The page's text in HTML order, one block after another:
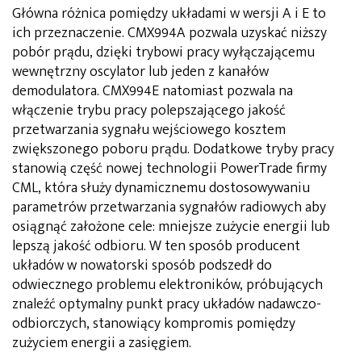
Główna różnica pomiędzy układami w wersji A i E to
ich przeznaczenie. CMX994A pozwala uzyskać niższy
pobór prądu, dzięki trybowi pracy wyłączającemu
wewnętrzny oscylator lub jeden z kanałów
demodulatora. CMX994E natomiast pozwala na
włączenie trybu pracy polepszającego jakość
przetwarzania sygnału wejściowego kosztem
zwiększonego poboru prądu. Dodatkowe tryby pracy
stanowią część nowej technologii PowerTrade firmy
CML, która służy dynamicznemu dostosowywaniu
parametrów przetwarzania sygnałów radiowych aby
osiągnąć założone cele: mniejsze zużycie energii lub
lepszą jakość odbioru. W ten sposób producent
układów w nowatorski sposób podszedł do
odwiecznego problemu elektroników, próbujących
znaleźć optymalny punkt pracy układów nadawczo-
odbiorczych, stanowiący kompromis pomiędzy
zużyciem energii a zasięgiem.